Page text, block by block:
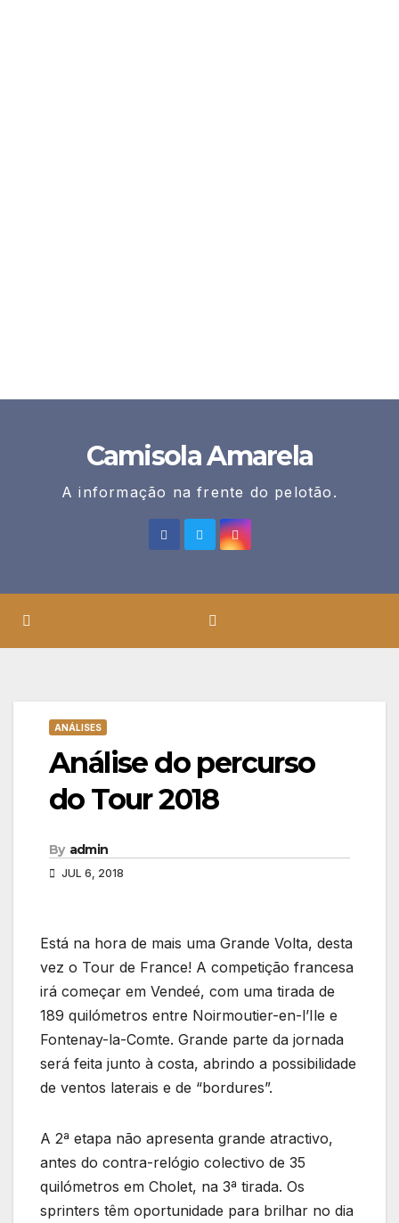
Camisola Amarela
A informação na frente do pelotão.
ANÁLISES
Análise do percurso
do Tour 2018
By admin
JUL 6, 2018
Está na hora de mais uma Grande Volta, desta
vez o Tour de France! A competição francesa
irá começar em Vendeé, com uma tirada de
189 quilómetros entre Noirmoutier-en-l’Ile e
Fontenay-la-Comte. Grande parte da jornada
será feita junto à costa, abrindo a possibilidade
de ventos laterais e de “bordures”.
A 2ª etapa não apresenta grande atractivo,
antes do contra-relógio colectivo de 35
quilómetros em Cholet, na 3ª tirada. Os
sprinters têm oportunidade para brilhar no dia